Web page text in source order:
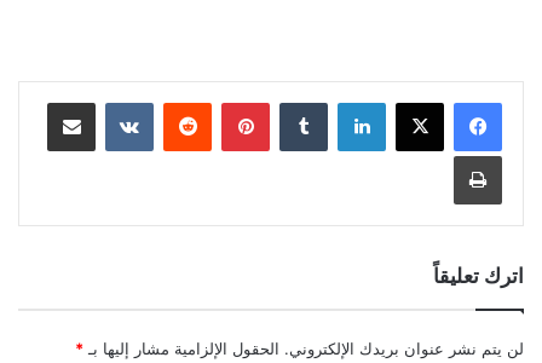
لينكدإن بينتيريست مشاركة عبر البريد
طباعة
اترك تعليقاً
لن يتم نشر عنوان بريدك الإلكتروني. الحقول الإلزامية مشار إليها بـ *